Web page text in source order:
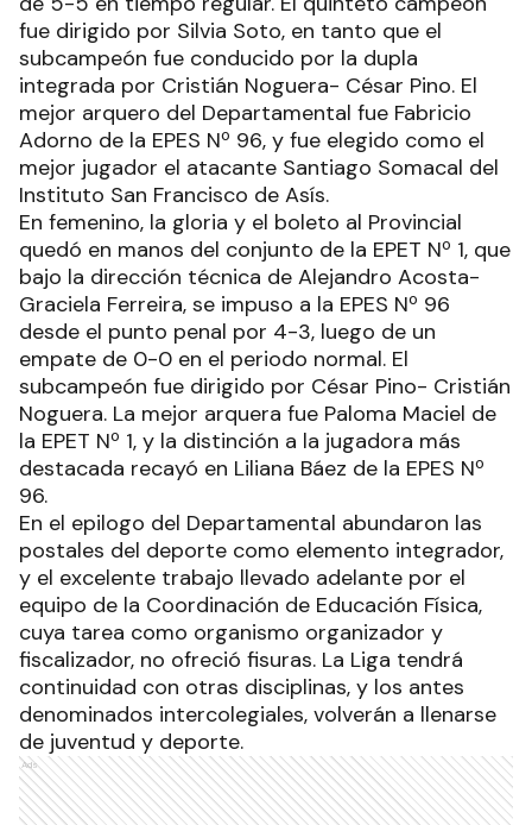
fue dirigido por Silvia Soto, en tanto que el
subcampeón fue conducido por la dupla
integrada por Cristián Noguera- César Pino. El
mejor arquero del Departamental fue Fabricio
Adorno de la EPES Nº 96, y fue elegido como el
mejor jugador el atacante Santiago Somacal del
Instituto San Francisco de Asís.
En femenino, la gloria y el boleto al Provincial
quedó en manos del conjunto de la EPET Nº 1, que
bajo la dirección técnica de Alejandro Acosta-
Graciela Ferreira, se impuso a la EPES Nº 96
desde el punto penal por 4-3, luego de un
empate de 0-0 en el periodo normal. El
subcampeón fue dirigido por César Pino- Cristián
Noguera. La mejor arquera fue Paloma Maciel de
la EPET Nº 1, y la distinción a la jugadora más
destacada recayó en Liliana Báez de la EPES Nº
96.
En el epilogo del Departamental abundaron las
postales del deporte como elemento integrador,
y el excelente trabajo llevado adelante por el
equipo de la Coordinación de Educación Física,
cuya tarea como organismo organizador y
fiscalizador, no ofreció fisuras. La Liga tendrá
continuidad con otras disciplinas, y los antes
denominados intercolegiales, volverán a llenarse
de juventud y deporte.
Ads